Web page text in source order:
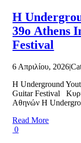
Η
39ο Athens
Festival
6 Απριλίου, 2026|
Η Underground
Guitar Festival
Αθηνών Η
Read More
0